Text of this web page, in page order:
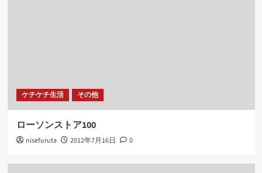
ケチケチ生活 その他
ローソンストア100
nisefuruta 2012年7月16日 0